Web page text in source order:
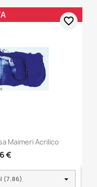
Maimeri Acrilico
€
favorite_border